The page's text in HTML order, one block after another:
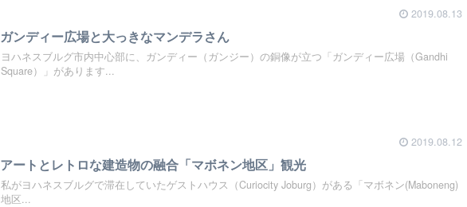
2019.08.13
ガンディー広場と大っきなマンデラさん
ヨハネスブルグ市内中心部に、ガンディー（ガンジー）の銅像が立つ「ガンディー広場（Gandhi
Square）」があります...
2019.08.12
アートとレトロな建造物の融合「マボネン地区」観光
私がヨハネスブルグで滞在していたゲストハウス（Curiocity Joburg）がある「マボネン(Maboneng)
地区...